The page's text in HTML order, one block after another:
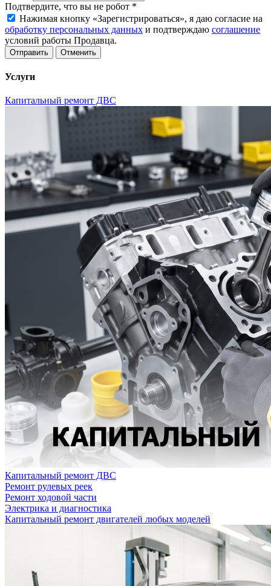
Подтвердите, что вы не робот *
Нажимая кнопку «Зарегистрироваться», я даю согласие на
обработку персональных данных и подтверждаю соглашение
условий работы Продавца.
Отменить
Услуги
Капитальный ремонт ДВС
Капитальный ремонт ДВС
Ремонт рулевых реек
Ремонт ходовой части
Электрика и диагностика
Капитальный ремонт двигателей любых моделей